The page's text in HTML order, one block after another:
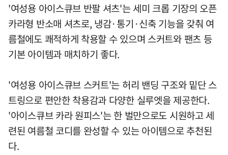
'여성용 아이스큐브 반팔 셔츠'는 세미 크롭 기장의 오픈
카라형 반소매 셔츠로, 냉감·통기·신축 기능을 갖춰 여
름철에도 쾌적하게 착용할 수 있으며 스커트와 팬츠 등
기본 아이템과 매치하기 좋다.
'여성용 아이스큐브 스커트'는 허리 밴딩 구조와 밑단 스
트링으로 편안한 착용감과 다양한 실루엣을 제공한다.
'아이스큐브 카라 원피스'는 한 벌만으로도 시원하고 세
련된 여름철 코디를 완성할 수 있는 아이템으로 추천된
다.